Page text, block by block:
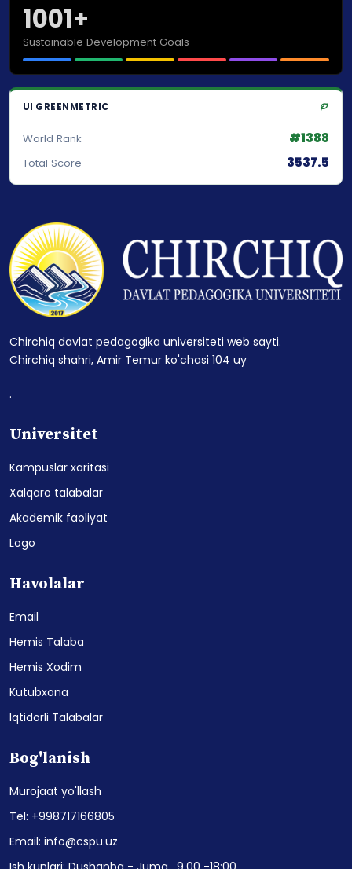
1001+
Sustainable Development Goals
UI GREENMETRIC
World Rank #1388
Total Score 3537.5
Chirchiq davlat pedagogika universiteti web sayti.
Chirchiq shahri, Amir Temur ko'chasi 104 uy
.
Universitet
Kampuslar xaritasi
Xalqaro talabalar
Akademik faoliyat
Logo
Havolalar
Email
Hemis Talaba
Hemis Xodim
Kutubxona
Iqtidorli Talabalar
Bog'lanish
Murojaat yo'llash
Tel: +998717166805
Email: info@cspu.uz